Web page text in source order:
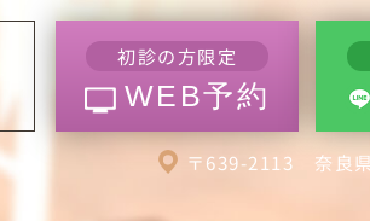
初診の方限定
WEB予約
〒639-2113 奈良